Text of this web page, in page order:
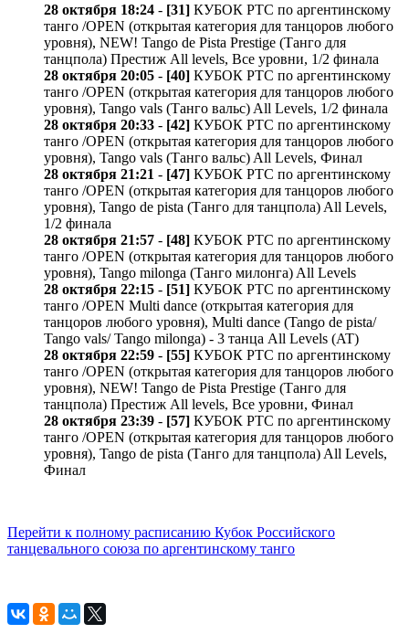
28 октября 18:24 - [31] КУБОК РТС по аргентинскому
танго /OPEN (открытая категория для танцоров любого
уровня), NEW! Tango de Pista Prestige (Танго для
танцпола) Престиж All levels, Все уровни, 1/2 финала
28 октября 20:05 - [40] КУБОК РТС по аргентинскому
танго /OPEN (открытая категория для танцоров любого
уровня), Tango vals (Танго вальс) All Levels, 1/2 финала
28 октября 20:33 - [42] КУБОК РТС по аргентинскому
танго /OPEN (открытая категория для танцоров любого
уровня), Tango vals (Танго вальс) All Levels, Финал
28 октября 21:21 - [47] КУБОК РТС по аргентинскому
танго /OPEN (открытая категория для танцоров любого
уровня), Tango de pista (Танго для танцпола) All Levels,
1/2 финала
28 октября 21:57 - [48] КУБОК РТС по аргентинскому
танго /OPEN (открытая категория для танцоров любого
уровня), Tango milonga (Танго милонга) All Levels
28 октября 22:15 - [51] КУБОК РТС по аргентинскому
танго /OPEN Multi dance (открытая категория для
танцоров любого уровня), Multi dance (Tango de pista/
Tango vals/ Tango milonga) - 3 танца All Levels (AT)
28 октября 22:59 - [55] КУБОК РТС по аргентинскому
танго /OPEN (открытая категория для танцоров любого
уровня), NEW! Tango de Pista Prestige (Танго для
танцпола) Престиж All levels, Все уровни, Финал
28 октября 23:39 - [57] КУБОК РТС по аргентинскому
танго /OPEN (открытая категория для танцоров любого
уровня), Tango de pista (Танго для танцпола) All Levels,
Финал
Перейти к полному расписанию Кубок Российского
танцевального союза по аргентинскому танго